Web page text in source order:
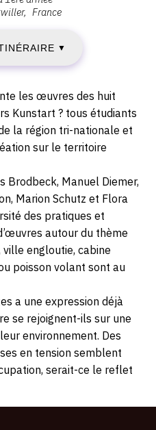
MERCREDI
6
DÉCEMBRE
2017
-
SAMEDI
16
DÉCEMBRE
2017
France
▼
les œuvres des huit
Kunstart ? tous étudiants
la région tri-nationale et
sur le territoire
Brodbeck, Manuel Diemer,
Marion Schutz et Flora
des pratiques et
autour du thème
engloutie, cabine
poisson volant sont au
a une expression déjà
se rejoignent-ils sur une
environnement. Des
en tension semblent
serait-ce le reflet